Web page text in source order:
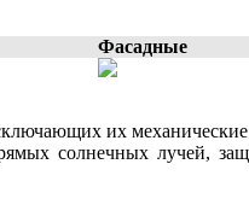
Фасадные
их
солнечных лучей,